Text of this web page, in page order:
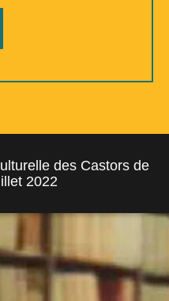
des Castors de
2022